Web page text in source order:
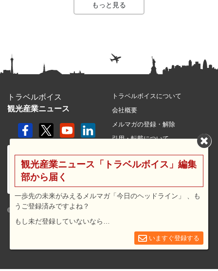
もっと見る
トラベルボイス
観光産業ニュース
© 2026 travel voice.
トラベルボイスについて
会社概要
メルマガの登録・解除
引用・転載について
利用規約
広告メニュー・料金
観光産業ニュース「トラベルボイス」編集
部から届く
一歩先の未来がみえるメルマガ「今日のヘッドライン」 、も
うご登録済みですよね？
もし未だ登録していないなら…
いますぐ登録する